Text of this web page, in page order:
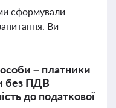
сформували
Ви
– платники
без ПДВ
до податкової